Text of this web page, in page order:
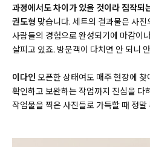
과정에서도 차이가 있을 것이라 짐작되
권도형 맞습니다. 세트의 결과물은 사
사람들의 경험으로 완성되기에 마감이
살피고 있죠. 방문객이 다치면 안 되니
이다인 오픈한 상태여도 매주 현장에
확인하고 보완하는 작업까지 진심을 다
작업물을 찍은 사진들로 가득할 때 정말